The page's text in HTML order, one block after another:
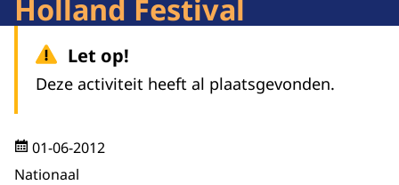
Holland Festival
Let op!
Deze activiteit heeft al plaatsgevonden.
01-06-2012
Nationaal